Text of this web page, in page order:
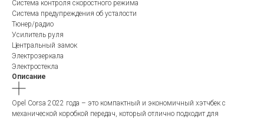
Система контроля скоростного режима
Система предупреждения об усталости
Тюнер/радио
Усилитель руля
Центральный замок
Электрозеркала
Электростекла
Описание
Opel Corsa 2022 года – это компактный и экономичный хэтчбек с
механической коробкой передач, который отлично подходит для